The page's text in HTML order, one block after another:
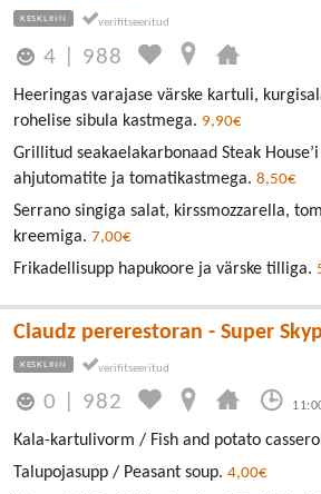
KESKLINN
4 988
Heeringas varajase värske kartuli,
rohelise sibula kastmega. 9,90€
Grillitud seakaelakarbonaad Steak
ahjutomatite ja tomatikastmega. 8,50€
Serrano singiga salat, kirssmozzarella,
kreemiga. 7,00€
Frikadellisupp hapukoore ja värske tilliga.
Claudz pererestoran - Super
KESKLINN
0 982
Kala-kartulivorm / Fish and potato
Talupojasupp / Peasant soup. 4,00€